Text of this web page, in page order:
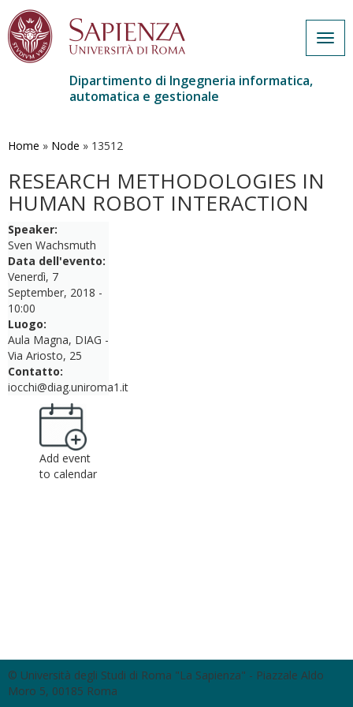
contenuto
Dipartimento di Ingegneria informatica,
automatica e gestionale
Home » Node » 13512
RESEARCH METHODOLOGIES IN
HUMAN ROBOT INTERACTION
Speaker:
Sven Wachsmuth
Data dell'evento:
Venerdì, 7
September, 2018 -
10:00
Luogo:
Aula Magna, DIAG -
Via Ariosto, 25
Contatto:
iocchi@diag.uniroma1.it
Add event
to calendar
© Università degli Studi di Roma "La Sapienza" - Piazzale Aldo
Moro 5, 00185 Roma